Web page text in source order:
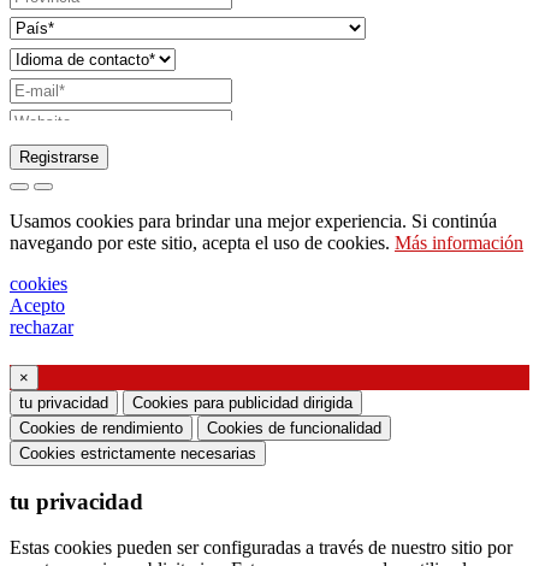
Solicitud de envío de catálogo
Solicite ser contactado por su representante de
ventas
Solicitud de soporte o diseño de iluminación
Solicitud de seminario web o formación sobre
productos Ghidini & Lucitalia
Manifestación de consentimiento (artículo 7 del
Reglamento de la UE n. ° 2016/679)
Declaro haber leído la información sobre el
tratamiento de datos personales y acepto el
Registrarse
Usamos cookies para brindar una mejor experiencia. Si continúa
navegando por este sitio, acepta el uso de cookies. Más información
cookies
Acepto
rechazar
×
tu privacidad
Cookies para publicidad dirigida
Cookies de rendimiento
Cookies de funcionalidad
Cookies estrictamente necesarias
tu privacidad
Estas cookies pueden ser configuradas a través de nuestro sitio por